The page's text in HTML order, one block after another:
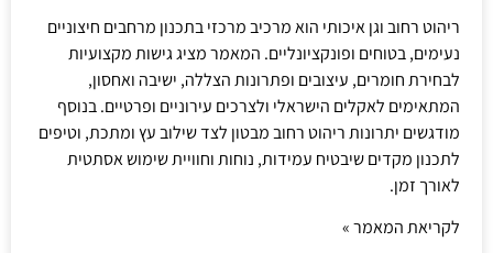
ריהוט רחוב וגן איכותי הוא מרכיב מרכזי בתכנון מרחבים חיצוניים
נעימים, בטוחים ופונקציונליים. המאמר מציג גישות מקצועיות
לבחירת חומרים, עיצובים ופתרונות הצללה, ישיבה ואחסון,
המתאימים לאקלים הישראלי ולצרכים עירוניים ופרטיים. בנוסף
מודגשים יתרונות ריהוט רחוב מבטון לצד שילוב עץ ומתכת, וטיפים
לתכנון מקדים שיבטיח עמידות, נוחות וחוויית שימוש אסתטית
לאורך זמן.
לקריאת המאמר »